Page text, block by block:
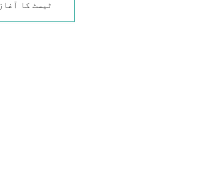
ٹیسٹ کا آغاز